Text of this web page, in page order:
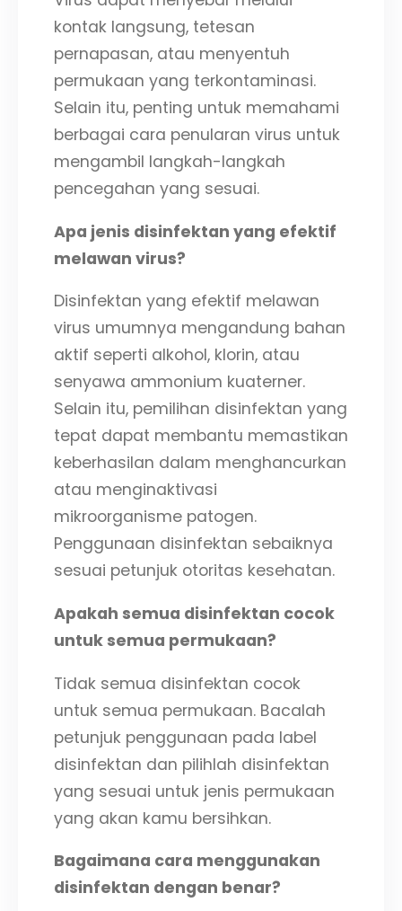
kontak langsung, tetesan
pernapasan, atau menyentuh
permukaan yang terkontaminasi.
Selain itu, penting untuk memahami
berbagai cara penularan virus untuk
mengambil langkah-langkah
pencegahan yang sesuai.
Apa jenis disinfektan yang efektif
melawan virus?
Disinfektan yang efektif melawan
virus umumnya mengandung bahan
aktif seperti alkohol, klorin, atau
senyawa ammonium kuaterner.
Selain itu, pemilihan disinfektan yang
tepat dapat membantu memastikan
keberhasilan dalam menghancurkan
atau menginaktivasi
mikroorganisme patogen.
Penggunaan disinfektan sebaiknya
sesuai petunjuk otoritas kesehatan.
Apakah semua disinfektan cocok
untuk semua permukaan?
Tidak semua disinfektan cocok
untuk semua permukaan. Bacalah
petunjuk penggunaan pada label
disinfektan dan pilihlah disinfektan
yang sesuai untuk jenis permukaan
yang akan kamu bersihkan.
Bagaimana cara menggunakan
disinfektan dengan benar?